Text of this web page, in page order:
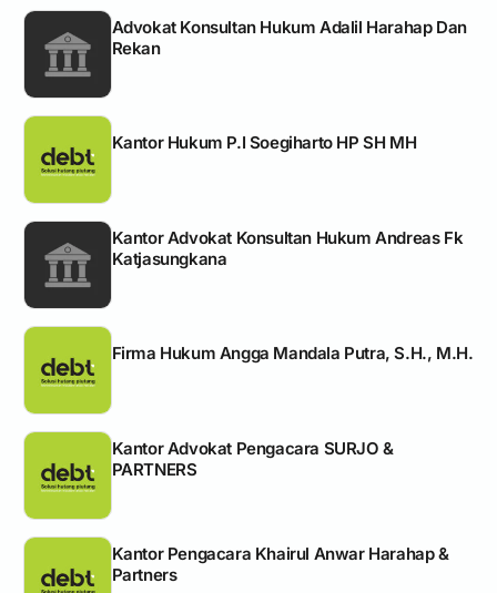
Advokat Konsultan Hukum Adalil Harahap Dan
Rekan
Kantor Hukum P.I Soegiharto HP SH MH
Kantor Advokat Konsultan Hukum Andreas Fk
Katjasungkana
Firma Hukum Angga Mandala Putra, S.H., M.H.
Kantor Advokat Pengacara SURJO &
PARTNERS
Kantor Pengacara Khairul Anwar Harahap &
Partners